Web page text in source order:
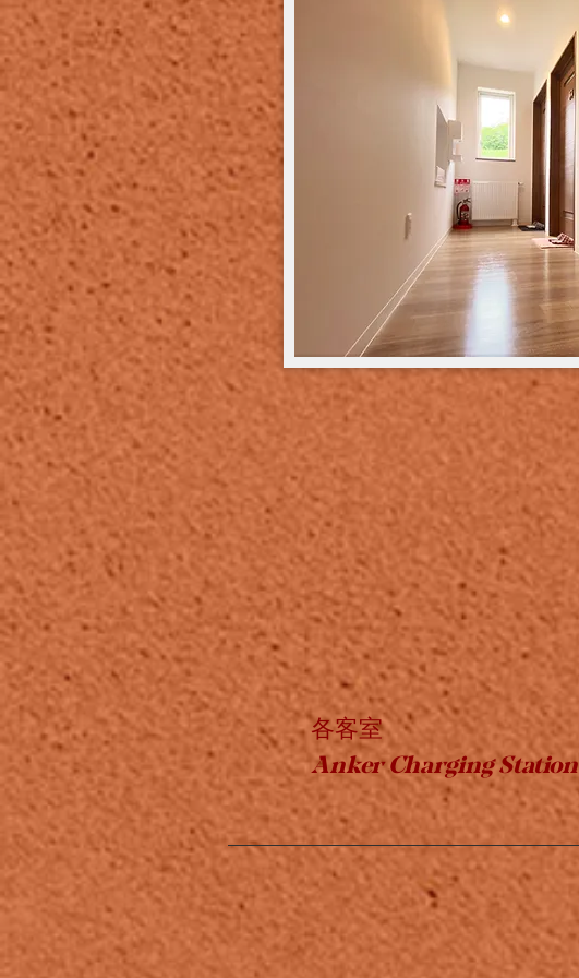
各客室
Anker Charging Station